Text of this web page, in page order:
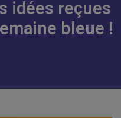
idées reçues
bleue !